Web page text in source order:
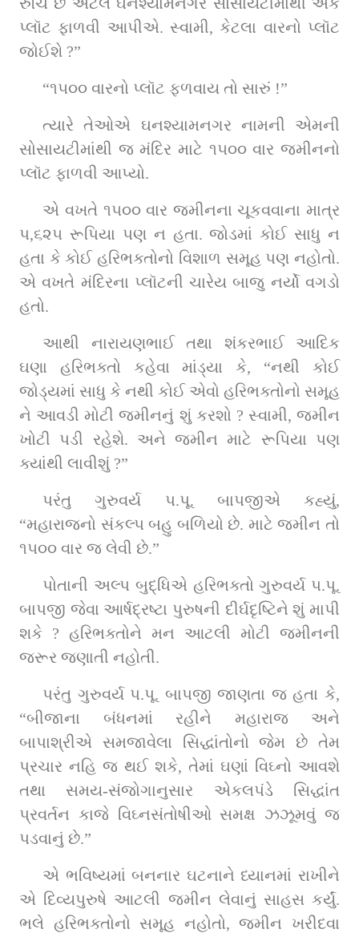
પ્લૉટ ફાળવી આપીએ. સ્વામી, કેટલા વારનો પ્લૉટ
જોઈશે ?”
“૧૫૦૦ વારનો પ્લૉટ ફળવાય તો સારું !”
ત્યારે તેઓએ ઘનશ્યામનગર નામની એમની
સોસાયટીમાંથી જ મંદિર માટે ૧૫૦૦ વાર જમીનનો
પ્લૉટ ફાળવી આપ્યો.
એ વખતે ૧૫૦૦ વાર જમીનના ચૂકવવાના માત્ર
પ,૬૨૫ રૂપિયા પણ ન હતા. જોડમાં કોઈ સાધુ ન
હતા કે કોઈ હરિભક્તોનો વિશાળ સમૂહ પણ નહોતો.
એ વખતે મંદિરના પ્લૉટની ચારેય બાજુ નર્યો વગડો
હતો.
આથી નારાયણભાઈ તથા શંકરભાઈ આદિક
ઘણા હરિભક્તો કહેવા માંડ્યા કે, “નથી કોઈ
જોડ્યમાં સાધુ કે નથી કોઈ એવો હરિભક્તોનો સમૂહ
ને આવડી મોટી જમીનનું શું કરશો ? સ્વામી, જમીન
ખોટી પડી રહેશે. અને જમીન માટે રૂપિયા પણ
ક્યાંથી લાવીશું ?”
પરંતુ ગુરુવર્ય પ.પૂ. બાપજીએ કહ્યું,
“મહારાજનો સંકલ્પ બહુ બળિયો છે. માટે જમીન તો
૧૫૦૦ વાર જ લેવી છે.”
પોતાની અલ્પ બુદ્ધિએ હરિભક્તો ગુરુવર્ય પ.પૂ.
બાપજી જેવા આર્ષદ્રષ્ટા પુરુષની દીર્ઘદૃષ્ટિને શું માપી
શકે ? હરિભક્તોને મન આટલી મોટી જમીનની
જરૂર જણાતી નહોતી.
પરંતુ ગુરુવર્ય પ.પૂ. બાપજી જાણતા જ હતા કે,
“બીજાના બંધનમાં રહીને મહારાજ અને
બાપાશ્રીએ સમજાવેલા સિદ્ધાંતોનો જેમ છે તેમ
પ્રચાર નહિ જ થઈ શકે, તેમાં ઘણાં વિઘ્નો આવશે
તથા સમય-સંજોગાનુસાર એકલપંડે સિદ્ધાંત
પ્રવર્તન કાજે વિઘ્નસંતોષીઓ સમક્ષ ઝઝૂમવું જ
પડવાનું છે.”
એ ભવિષ્યમાં બનનાર ઘટનાને ધ્યાનમાં રાખીને
એ દિવ્યપુરુષે આટલી જમીન લેવાનું સાહસ કર્યું.
ભલે હરિભક્તોનો સમૂહ નહોતો, જમીન ખરીદવા